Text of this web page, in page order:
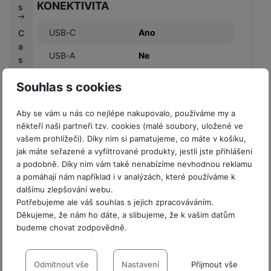
Souhlas s cookies
Aby se vám u nás co nejlépe nakupovalo, používáme my a
někteří naši partneři tzv. cookies (malé soubory, uložené ve
vašem prohlížeči). Díky nim si pamatujeme, co máte v košíku,
jak máte seřazené a vyfiltrované produkty, jestli jste přihlášeni
a podobně. Díky nim vám také nenabízíme nevhodnou reklamu
a pomáhají nám například i v analýzách, které používáme k
dalšímu zlepšování webu.
Potřebujeme ale váš souhlas s jejich zpracováváním.
Děkujeme, že nám ho dáte, a slibujeme, že k vašim datům
budeme chovat zodpovědně.
Nastavení souhlasů s kategoriemi
cookies
Odmítnout vše Nastavení Přijmout vše
s
C
a
s
b
c
k
G
a
l
a
x
y
K
KONEKTIVITA
USB-C Ano
USB-A Ne
BATERIE
Indikátor baterie Ano
Kapacita baterie 10000 MAH
Rychlé nabíjení
Výkon rychlonabíjení 25 W